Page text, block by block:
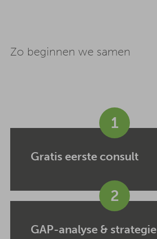
Zo beginnen we samen
1
Gratis eerste consult
2
GAP-analyse & strategie